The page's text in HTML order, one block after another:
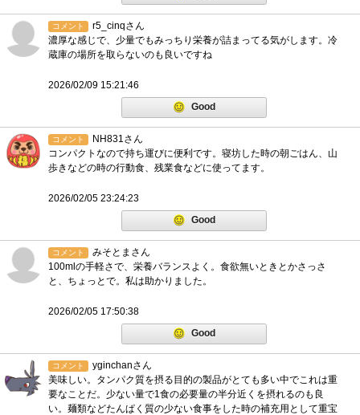
コメント
r5_cinqさん
濃厚な感じで、少量でもみっちり栄養が詰まってる気がします。冷
蔵庫の場所を取らないのも良いですね
2026/02/09 15:21:46
Good
コメント
NH831さん
コンパクトなので持ち運びに便利です。寝坊した時の朝ごはん、山
歩きなどの時の行動食、残業食などに使ってます。
2026/02/05 23:24:23
Good
コメント
みそとまさん
100mlの手軽さで、栄養バランスよく。食欲無いときとかさっさ
と、ちょっとで。私は助かりました。
2026/02/05 17:50:38
Good
コメント
yginchanさん
美味しい。タンパク質を摂る目的の製品がとても多い中でこれは重
要なことだ。少ない量で1食の必要量の半分近くを摂れるのも良
い。麺類などたんぱく質の少ない食事をした時の補充用として重宝